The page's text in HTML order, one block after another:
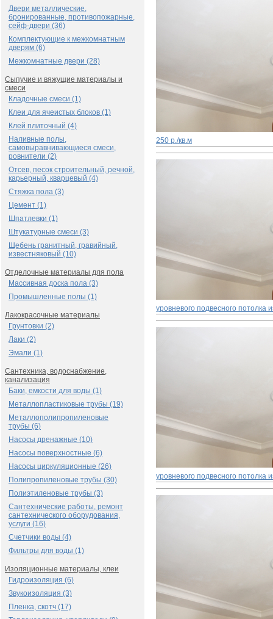
Двери металлические,
бронированные, противопожарные,
сейф-двери (36)
Комплектующие к межкомнатным
дверям (6)
Межкомнатные двери (28)
Сыпучие и вяжущие материалы и
смеси
Кладочные смеси (1)
Клеи для ячеистых блоков (1)
Клей плиточный (4)
Наливные полы,
самовыравнивающиеся смеси,
ровнители (2)
Отсев, песок строительный, речной,
карьерный, кварцевый (4)
Стяжка пола (3)
Цемент (1)
Шпатлевки (1)
Штукатурные смеси (3)
Щебень гранитный, гравийный,
известняковый (10)
Отделочные материалы для пола
Массивная доска пола (3)
Промышленные полы (1)
Лакокрасочные материалы
Грунтовки (2)
Лаки (2)
Эмали (1)
Сантехника, водоснабжение,
канализация
Баки, емкости для воды (1)
Металлопластиковые трубы (19)
Металлополипропиленовые
трубы (6)
Насосы дренажные (10)
Насосы поверхностные (6)
Насосы циркуляционные (26)
Полипропиленовые трубы (30)
Полиэтиленовые трубы (3)
Сантехнические работы, ремонт
сантехнического оборудования,
услуги (16)
Счетчики воды (4)
Фильтры для воды (1)
Изоляционные материалы, клеи
Гидроизоляция (6)
Звукоизоляция (3)
Пленка, скотч (17)
250 р./кв.м
уровневого подвесного потолка
уровневого подвесного потолка